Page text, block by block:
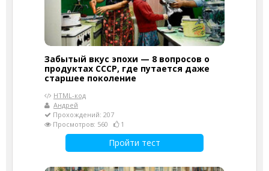
Забытый вкус эпохи — 8 вопросов о
продуктах СССР, где путается даже
старшее поколение
HTML-код
Андрей
Прохождений: 207
Просмотров: 560
1
Пройти тест